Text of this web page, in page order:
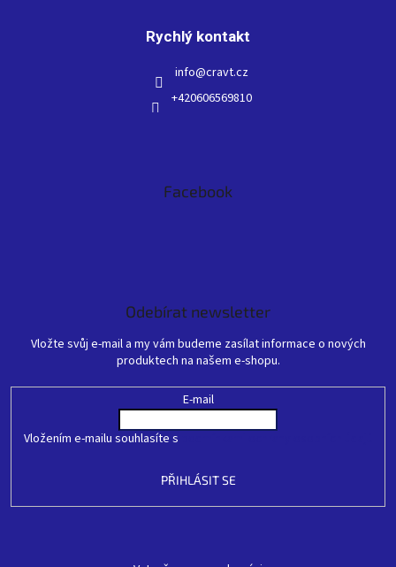
Rychlý kontakt
info@cravt.cz
+420606569810
Facebook
Odebírat newsletter
Vložte svůj e-mail a my vám budeme zasílat informace o nových
produktech na našem e-shopu.
E-mail
Vložením e-mailu souhlasíte s
PŘIHLÁSIT SE